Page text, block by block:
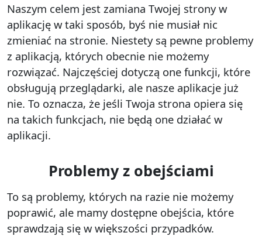
Naszym celem jest zamiana Twojej strony w
aplikację w taki sposób, byś nie musiał nic
zmieniać na stronie. Niestety są pewne problemy
z aplikacją, których obecnie nie możemy
rozwiązać. Najczęściej dotyczą one funkcji, które
obsługują przeglądarki, ale nasze aplikacje już
nie. To oznacza, że jeśli Twoja strona opiera się
na takich funkcjach, nie będą one działać w
aplikacji.
Problemy z obejściami
To są problemy, których na razie nie możemy
poprawić, ale mamy dostępne obejścia, które
sprawdzają się w większości przypadków.